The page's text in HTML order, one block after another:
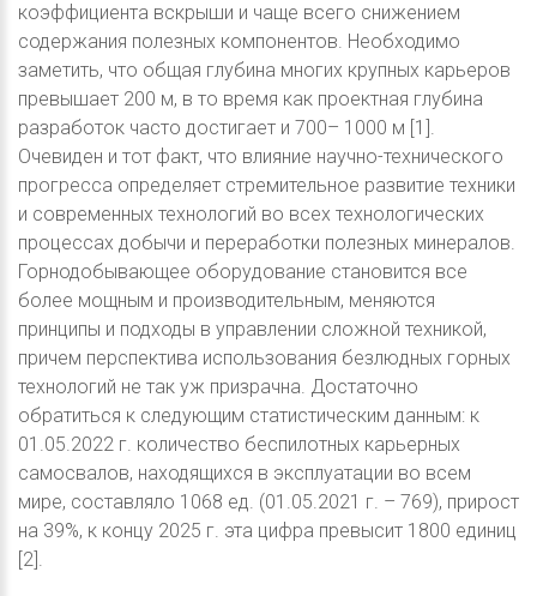
коэффициента вскрыши и чаще всего снижением
содержания полезных компонентов. Необходимо
заметить, что общая глубина многих крупных карьеров
превышает 200 м, в то время как проектная глубина
разработок часто достигает и 700– 1000 м [1].
Очевиден и тот факт, что влияние научно-технического
прогресса определяет стремительное развитие техники
и современных технологий во всех технологических
процессах добычи и переработки полезных минералов.
Горнодобывающее оборудование становится все
более мощным и производительным, меняются
принципы и подходы в управлении сложной техникой,
причем перспектива использования безлюдных горных
технологий не так уж призрачна. Достаточно
обратиться к следующим статистическим данным: к
01.05.2022 г. количество беспилотных карьерных
самосвалов, находящихся в эксплуатации во всем
мире, составляло 1068 ед. (01.05.2021 г. – 769), прирост
на 39%, к концу 2025 г. эта цифра превысит 1800 единиц
[2].